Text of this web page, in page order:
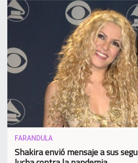
FARANDULA
Shakira envió mensaje a sus